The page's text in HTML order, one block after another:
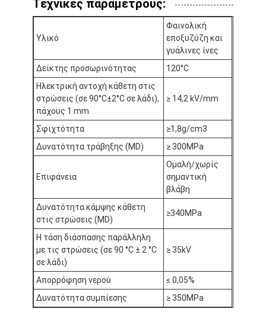
Γύρος εργοστασίων
Ποιοτικός έλεγχος
Μας ελάτε σε επαφή με
Συγκολλητική ταινία μόνωσης
Ταινία μόνωσης υφασμάτων γυαλιού
Ανθεκτική στη θερμότητα ταινία μόνωσης
Κολλητική ταινία υφασμάτων γυαλιού
Κολλητική ταινία ταινιών Polyimide
Κολλητική ταινία φύλλων αλουμινίου αργιλίου
Ταινία υφασμάτων γυαλιού φύλλων αλουμινίου αργιλίου
Αντιμέτωπο φύλλο αλουμινίου έγγραφο της Kraft
Τεχνικές παραμέτρους:
Υλικό
Φαινολική
εποξυζύζη και
γυάλινες ίνες
Δείκτης προσωρινότητας
120°C
Ηλεκτρική αντοχή κάθετη στις
στρώσεις (σε 90°C±2°C σε λάδι),
πάχους 1 mm
≥ 14,2 kV/mm
Σφιχτότητα
≥1,8g/cm3
Δυνατότητα τράβηξης (MD)
≥ 300MPa
Επιφάνεια
Ομαλή/χωρίς
σημαντική
βλάβη
Δυνατότητα κάμψης κάθετη
στις στρώσεις (MD)
≥340MPa
Η τάση διάσπασης παράλληλη
με τις στρώσεις (σε 90 °C ± 2 °C
σε λάδι)
≥ 35kV
Απορρόφηση νερού
≤ 0,05%
Δυνατότητα συμπίεσης
≥ 350MPa